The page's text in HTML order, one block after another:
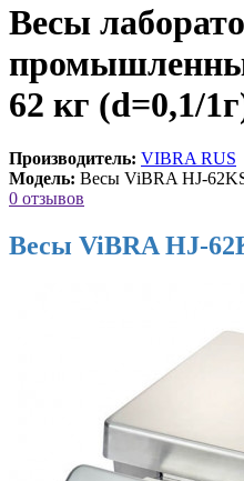
Весы
62 кг (d=0,1/
Производитель: VIBRA RUS
Модель: Весы ViBRA HJ-
0 отзывов
Весы ViBRA HJ-